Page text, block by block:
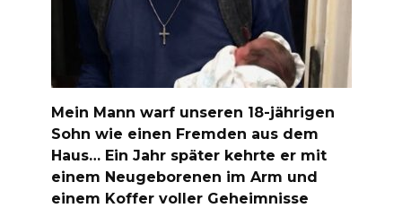
Mein Mann warf unseren 18-jährigen
Sohn wie einen Fremden aus dem
Haus… Ein Jahr später kehrte er mit
einem Neugeborenen im Arm und
einem Koffer voller Geheimnisse